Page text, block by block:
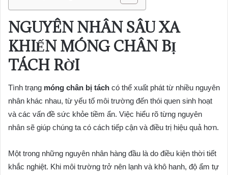
NGUYÊN NHÂN SÂU XA
KHIẾN MÓNG CHÂN BỊ
TÁCH RỜI
Tình trạng móng chân bị tách có thể xuất phát từ nhiều nguyên
nhân khác nhau, từ yếu tố môi trường đến thói quen sinh hoạt
và các vấn đề sức khỏe tiềm ẩn. Việc hiểu rõ từng nguyên
nhân sẽ giúp chúng ta có cách tiếp cận và điều trị hiệu quả hơn.
Một trong những nguyên nhân hàng đầu là do điều kiện thời tiết
khắc nghiệt. Khi môi trường trở nên lạnh và khô hanh, độ ẩm tự